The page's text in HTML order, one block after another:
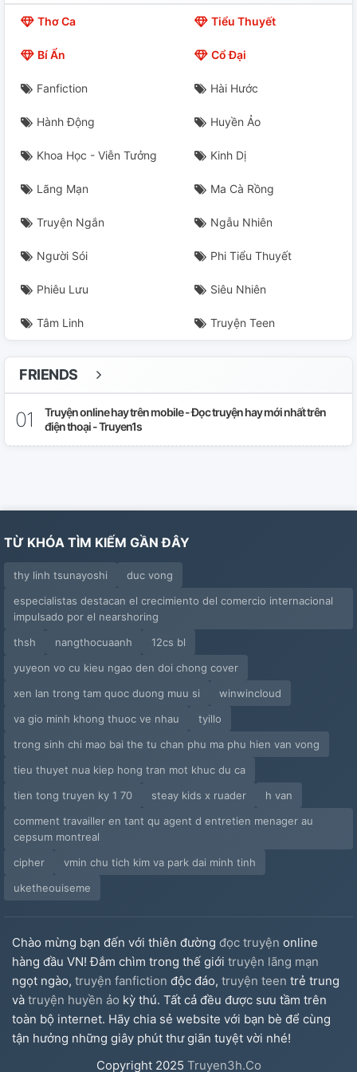
Thơ Ca Tiểu Thuyết
Bí Ẩn Cổ Đại
Fanfiction Hài Hước
Hành Động Huyền Ảo
Khoa Học - Viễn Tưởng Kinh Dị
Lãng Mạn Ma Cà Rồng
Truyện Ngắn Ngẫu Nhiên
Người Sói Phi Tiểu Thuyết
Phiêu Lưu Siêu Nhiên
Tâm Linh Truyện Teen
FRIENDS
Truyện online hay trên mobile - Đọc truyện hay mới nhất trên
điện thoại - Truyen1s
TỪ KHÓA TÌM KIẾM GẦN ĐÂY
thy linh tsunayoshi
duc vong
especialistas destacan el crecimiento del comercio internacional
impulsado por el nearshoring
thsh
nangthocuaanh
12cs bl
yuyeon vo cu kieu ngao den doi chong cover
xen lan trong tam quoc duong muu si
winwincloud
va gio minh khong thuoc ve nhau
tyillo
trong sinh chi mao bai the tu chan phu ma phu hien van vong
tieu thuyet nua kiep hong tran mot khuc du ca
tien tong truyen ky 1 70
steay kids x ruader
h van
comment travailler en tant qu agent d entretien menager au
cepsum montreal
cipher
vmin chu tich kim va park dai minh tinh
uketheouiseme
Chào mừng bạn đến với thiên đường đọc truyện online
hàng đầu VN! Đắm chìm trong thế giới truyện lãng mạn
ngọt ngào, truyện fanfiction độc đáo, truyện teen trẻ trung
và truyện huyền ảo kỳ thú. Tất cả đều được sưu tầm trên
toàn bộ internet. Hãy chia sẻ website với bạn bè để cùng
tận hưởng những giây phút thư giãn tuyệt vời nhé!
Copyright 2025 Truyen3h.Co